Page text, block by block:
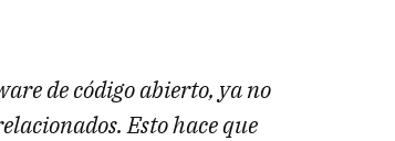
de código abierto, ya no
Esto hace que